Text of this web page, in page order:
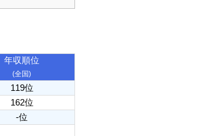
年収順位
(全国)
119位
162位
-位